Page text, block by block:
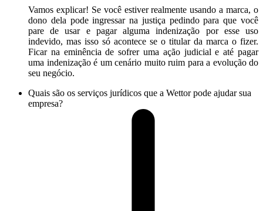
Vamos explicar! Se você estiver realmente usando a marca, o
dono dela pode ingressar na justiça pedindo para que você
pare de usar e pagar alguma indenização por esse uso
indevido, mas isso só acontece se o titular da marca o fizer.
Ficar na eminência de sofrer uma ação judicial e até pagar
uma indenização é um cenário muito ruim para a evolução do
seu negócio.
Quais são os serviços jurídicos que a Wettor pode ajudar sua
empresa?